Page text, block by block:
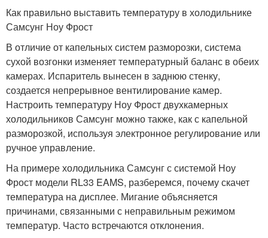
Как правильно выставить температуру в холодильнике
Самсунг Ноу Фрост
В отличие от капельных систем разморозки, система
сухой возгонки изменяет температурный баланс в обеих
камерах. Испаритель вынесен в заднюю стенку,
создается непрерывное вентилирование камер.
Настроить температуру Ноу Фрост двухкамерных
холодильников Самсунг можно также, как с капельной
разморозкой, используя электронное регулирование или
ручное управление.
На примере холодильника Самсунг с системой Ноу
Фрост модели RL33 EAMS, разберемся, почему скачет
температура на дисплее. Мигание объясняется
причинами, связанными с неправильным режимом
температур. Часто встречаются отклонения.